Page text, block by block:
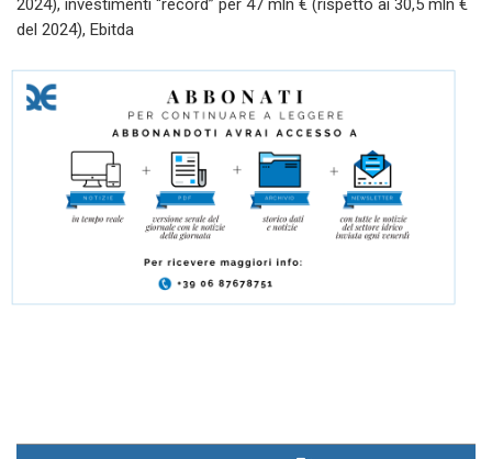
2024), investimenti “record” per 47 mln € (rispetto ai 30,5 mln €
del 2024), Ebitda